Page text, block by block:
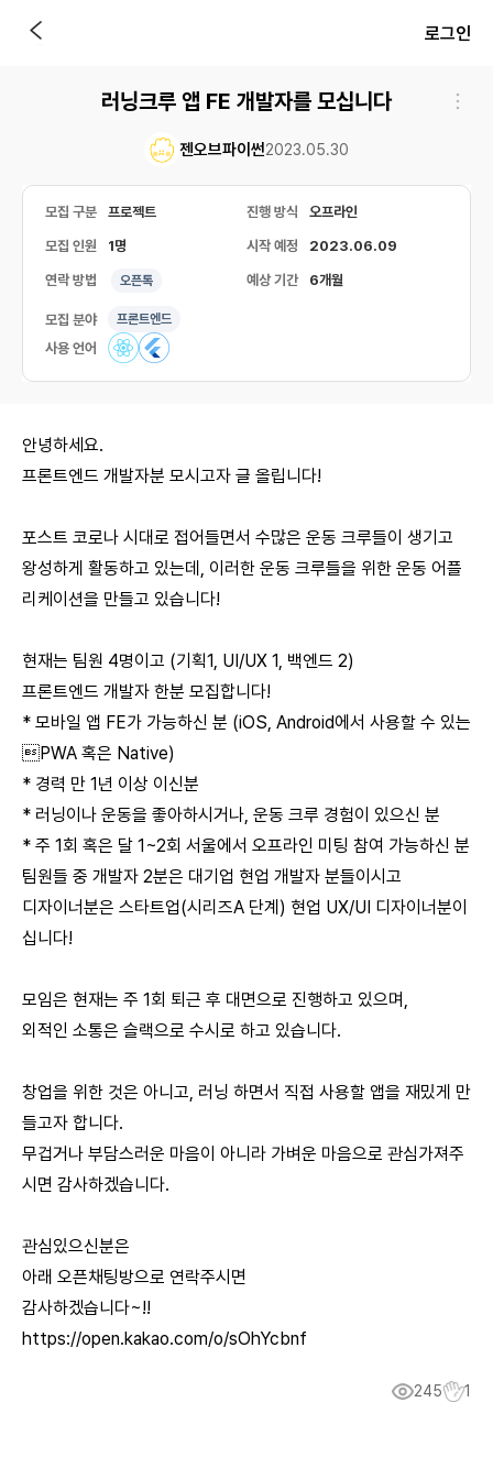
로그인
러닝크루 앱 FE 개발자를 모십니다
젠오브파이썬2023.05.30
모집 구분 프로젝트 진행 방식 오프라인
모집 인원 1명 시작 예정 2023.06.09
연락 방법 오픈톡 예상 기간 6개월
모집 분야 프론트엔드
사용 언어
안녕하세요.
프론트엔드 개발자분 모시고자 글 올립니다!
포스트 코로나 시대로 접어들면서 수많은 운동 크루들이 생기고
왕성하게 활동하고 있는데, 이러한 운동 크루들을 위한 운동 어플
리케이션을 만들고 있습니다!
현재는 팀원 4명이고 (기획1, UI/UX 1, 백엔드 2)
프론트엔드 개발자 한분 모집합니다!
* 모바일 앱 FE가 가능하신 분 (iOS, Android에서 사용할 수 있는
PWA 혹은 Native)
* 경력 만 1년 이상 이신분
* 러닝이나 운동을 좋아하시거나, 운동 크루 경험이 있으신 분
* 주 1회 혹은 달 1~2회 서울에서 오프라인 미팅 참여 가능하신 분
팀원들 중 개발자 2분은 대기업 현업 개발자 분들이시고
디자이너분은 스타트업(시리즈A 단계) 현업 UX/UI 디자이너분이
십니다!
모임은 현재는 주 1회 퇴근 후 대면으로 진행하고 있으며,
외적인 소통은 슬랙으로 수시로 하고 있습니다.
창업을 위한 것은 아니고, 러닝 하면서 직접 사용할 앱을 재밌게 만
들고자 합니다.
무겁거나 부담스러운 마음이 아니라 가벼운 마음으로 관심가져주
시면 감사하겠습니다.
관심있으신분은
아래 오픈채팅방으로 연락주시면
감사하겠습니다~!!
https://open.kakao.com/o/sOhYcbnf
245 1